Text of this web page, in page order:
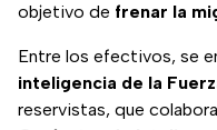
objetivo de frenar la
Entre los efectivos, se
inteligencia de la
reservistas, que